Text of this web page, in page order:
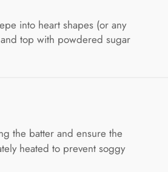
into heart shapes (or any
top with powdered sugar
the batter and ensure the
heated to prevent soggy